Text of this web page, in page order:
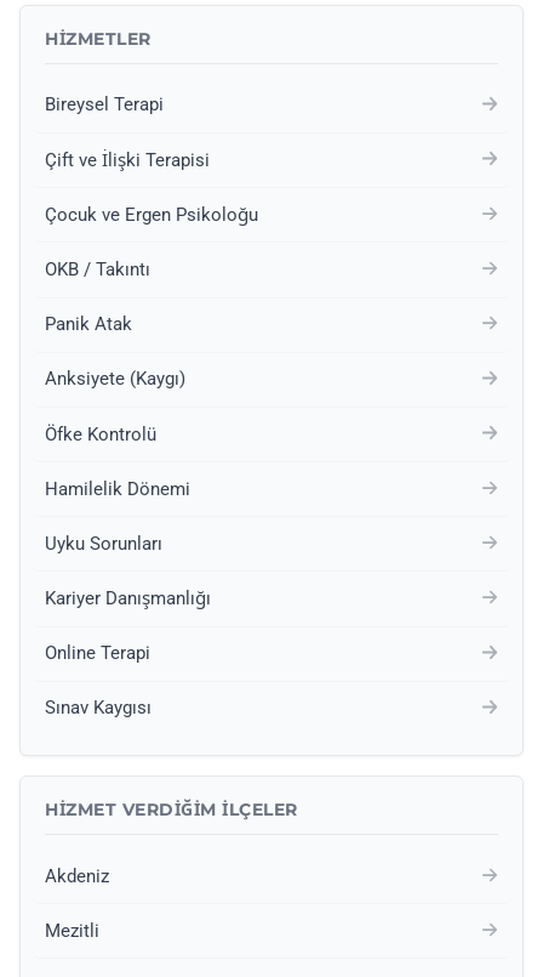
HIZMETLER
Bireysel Terapi
Çift ve İlişki Terapisi
Çocuk ve Ergen Psikoloğu
OKB / Takıntı
Panik Atak
Anksiyete (Kaygı)
Öfke Kontrolü
Hamilelik Dönemi
Uyku Sorunları
Kariyer Danışmanlığı
Online Terapi
Sınav Kaygısı
HIZMET VERDIĞIM İLÇELER
Akdeniz
Mezitli